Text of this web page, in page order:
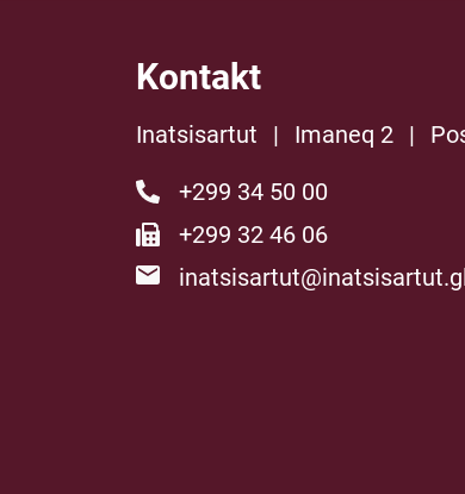
Kontakt
Inatsisartut | Imaneq 2 |
+299 34 50 00
+299 32 46 06